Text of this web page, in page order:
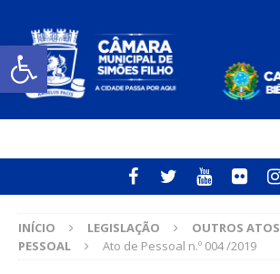
Open toolbar
INÍCIO LEGISLAÇÃO OUTROS ATOS
PESSOAL
Ato de Pessoal n.º 004 /2019